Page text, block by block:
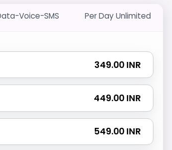
Voice-SMS Per Day Unlimited
₹ 349.00 INR
₹ 449.00 INR
₹ 549.00 INR